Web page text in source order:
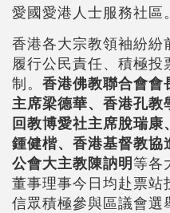
愛國愛港人士服務社區。
香港各大宗教領袖紛紛
履行公民責任、積極
制。 香港佛教聯合會會
主席梁德華、香港孔
回教博愛社主席脫瑞
鍾健楷、香港基督教
公會大主教陳訥明等各
董事理事今日均赴票站
信眾積極參與區議會選